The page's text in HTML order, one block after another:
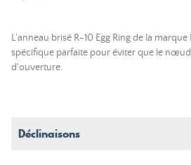
L'anneau brisé R-10 Egg Ring de la
spécifique parfaite pour éviter que le nœud
d'ouverture.
Déclinaisons